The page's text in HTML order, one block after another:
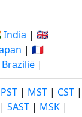
India | 🇬🇧
| 🇫🇷
|
PST | MST | CST |
| SAST | MSK |